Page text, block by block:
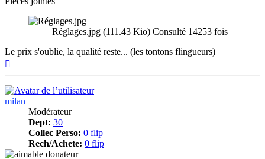
Réglages.jpg (111.43 Kio) Consulté 14253 fois
Le prix s'oublie, la qualité reste... (les tontons flingueurs)
milan
Modérateur
Dept: 30
Collec Perso: 0 flip
Rech/Achete: 0 flip